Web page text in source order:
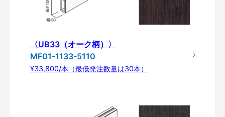
〈UB33（オーク柄）〉
MF01-1133-5110
¥33,800/本（最低発注数量は30本）